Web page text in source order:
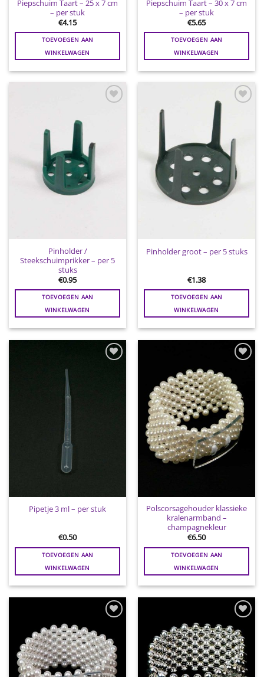
Piepschuim Taart – 25 x 7 cm
– per stuk
€4.15
TOEVOEGEN AAN
WINKELWAGEN
Piepschuim Taart – 30 x 7 cm
– per stuk
€5.65
TOEVOEGEN AAN
WINKELWAGEN
Pinholder /
Steekschuimprikker – per 5
stuks
€0.95
TOEVOEGEN AAN
WINKELWAGEN
Toevoegen
Pinholder groot – per 5 stuks
€1.38
TOEVOEGEN AAN
WINKELWAGEN
Pipetje 3 ml – per stuk
€0.50
TOEVOEGEN AAN
WINKELWAGEN
aan
wenslijst
Polscorsagehouder klassieke
kralenarmband –
champagnekleur
€6.50
TOEVOEGEN AAN
WINKELWAGEN
aan
wenslijst
Toevoegen
aan
wenslijst